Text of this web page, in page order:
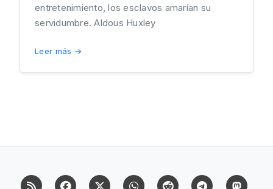
entretenimiento, los esclavos amarían su
servidumbre. Aldous Huxley
Leer más →
RSS FacebookX (Twitter)Whatsapp Reddit Telegram